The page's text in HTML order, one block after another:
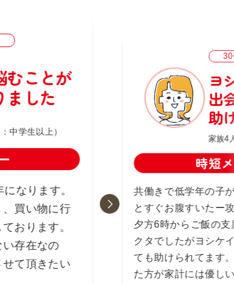
むことが
ました
中学生以上）
なります。
買い物に行
おります。
存在なの
て頂きたい
30
ヨ
出
助
家族4
時短
共働きで低学年の子
とすぐお腹すいたー
夕方6時からご飯の支
クタでしたがヨシケ
ても助けられてます
た方が家計には優し